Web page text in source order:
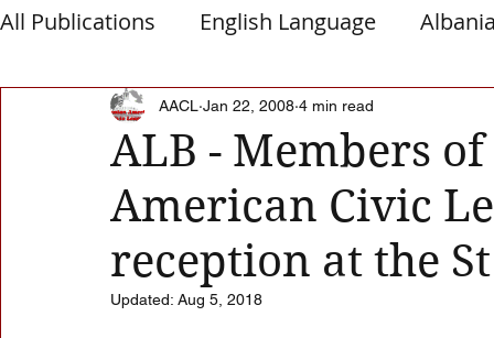
All Publications English Language
Macedonia Montenegro Presheva
Albanian Nation Alb-Serb Relations
ALB - Members
American Civic
reception at the
AACL Jan 22, 2008 4 min read
Updated: Aug 5, 2018